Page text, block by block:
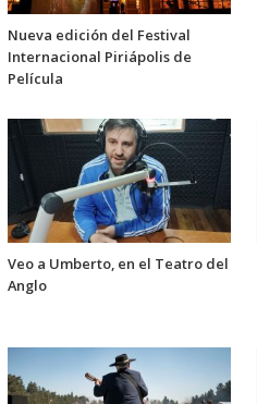
Nueva edición del Festival
Internacional Piriápolis de
Película
Veo a Umberto, en el Teatro del
Anglo